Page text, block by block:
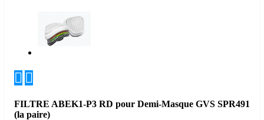
 
FILTRE ABEK1-P3 RD pour Demi-Masque GVS SPR491
(la paire)